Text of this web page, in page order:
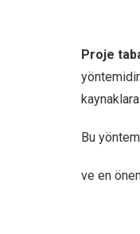
Proje
yöntemidir.
Bu
ve en